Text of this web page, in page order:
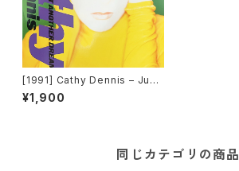
[1991] Cathy Dennis – Just
Another Dream [Polydor]
[在庫B]
¥1,900
同じカテゴリの商品